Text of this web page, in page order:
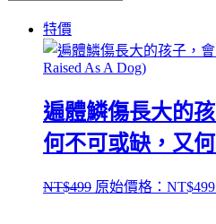
特價
遍體鱗傷長大的
何不可或缺，又
NT$499 原始價格：NT$499